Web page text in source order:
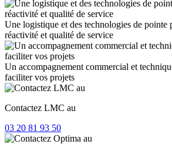
Une logistique et des technologies de pointe
réactivité et qualité de service
Un accompagnement commercial et
faciliter vos projets
Contactez LMC au
03 20 81 93 50